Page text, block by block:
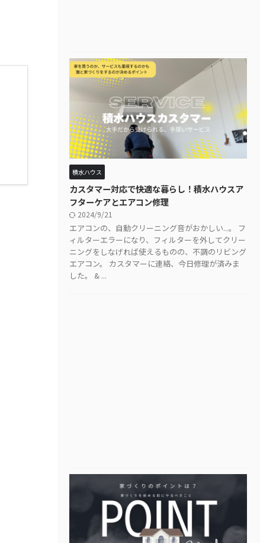
積水ハウス
カスタマー対応で快適な暮らし！積水ハウスア
フターケアとエアコン修理
2024/9/21
エアコンの、自動クリーニング音がおかしい...。 フ
ィルターエラーになり、フィルターを外してクリー
ニングをしなげれば使えるものの、不調のリビング
エアコン。 カスタマーに連絡、今日修理が済みま
した。 & ...